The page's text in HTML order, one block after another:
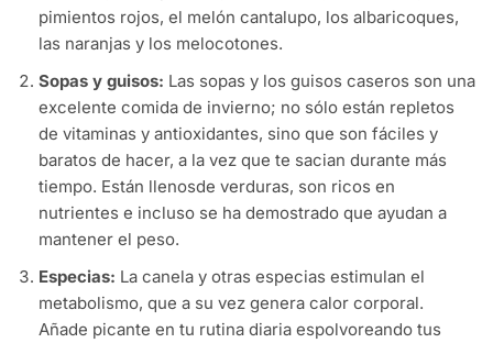
pimientos rojos, el melón cantalupo, los albaricoques,
las naranjas y los melocotones.
Sopas y guisos: Las sopas y los guisos caseros son una
excelente comida de invierno; no sólo están repletos
de vitaminas y antioxidantes, sino que son fáciles y
baratos de hacer, a la vez que te sacian durante más
tiempo. Están llenosde verduras, son ricos en
nutrientes e incluso se ha demostrado que ayudan a
mantener el peso.
Especias: La canela y otras especias estimulan el
metabolismo, que a su vez genera calor corporal.
Añade picante en tu rutina diaria espolvoreando tus